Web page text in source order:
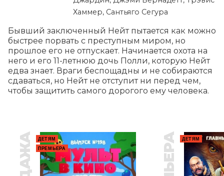
Хаммер, Сантьяго Сегура
Бывший заключенный Нейт пытается как можно
быстрее порвать с преступным миром, но
прошлое его не отпускает. Начинается охота на
него и его 11-летнюю дочь Полли, которую Нейт
едва знает. Враги беспощадны и не собираются
сдаваться, но Нейт не отступит ни перед чем,
чтобы защитить самого дорогого ему человека.
ДЕТЯМ
ПРЕМЬЕРА
ДЕТЯМ